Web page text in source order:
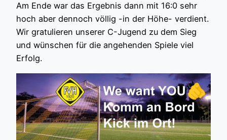
Am Ende war das Ergebnis dann mit 16:0 sehr
hoch aber dennoch völlig -in der Höhe- verdient.
Wir gratulieren unserer C-Jugend zu dem Sieg
und wünschen für die angehenden Spiele viel
Erfolg.